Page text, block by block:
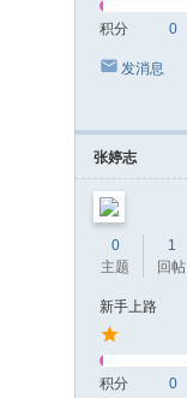
积分 0
发消息
张婷志
0
主题
1
回帖
新手上路
积分 0